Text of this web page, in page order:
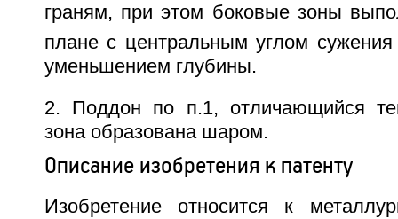
граням, при этом боковые зоны
плане с центральным углом
уменьшением глубины.
2. Поддон по п.1, отличающийся
зона образована шаром.
Описание изобретения к патенту
Изобретение относится к